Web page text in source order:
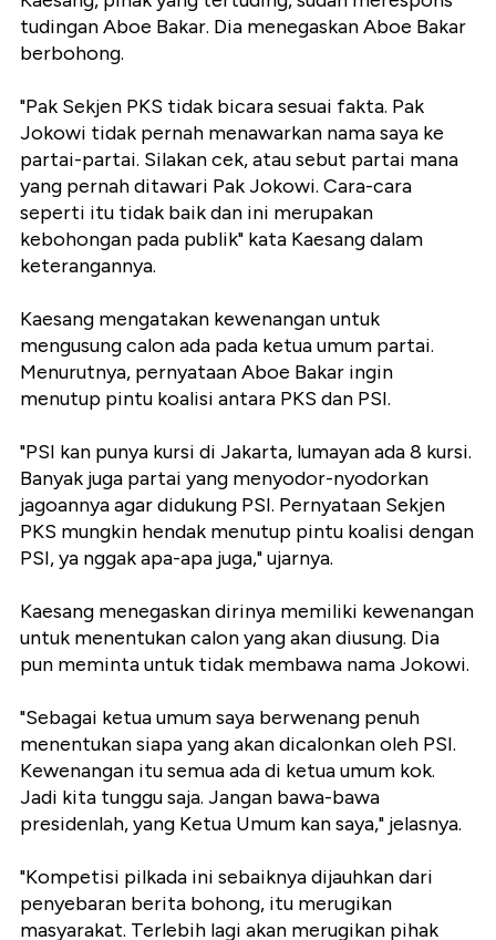
tudingan Aboe Bakar. Dia menegaskan Aboe Bakar
berbohong.
"Pak Sekjen PKS tidak bicara sesuai fakta. Pak
Jokowi tidak pernah menawarkan nama saya ke
partai-partai. Silakan cek, atau sebut partai mana
yang pernah ditawari Pak Jokowi. Cara-cara
seperti itu tidak baik dan ini merupakan
kebohongan pada publik" kata Kaesang dalam
keterangannya.
Kaesang mengatakan kewenangan untuk
mengusung calon ada pada ketua umum partai.
Menurutnya, pernyataan Aboe Bakar ingin
menutup pintu koalisi antara PKS dan PSI.
"PSI kan punya kursi di Jakarta, lumayan ada 8 kursi.
Banyak juga partai yang menyodor-nyodorkan
jagoannya agar didukung PSI. Pernyataan Sekjen
PKS mungkin hendak menutup pintu koalisi dengan
PSI, ya nggak apa-apa juga," ujarnya.
Kaesang menegaskan dirinya memiliki kewenangan
untuk menentukan calon yang akan diusung. Dia
pun meminta untuk tidak membawa nama Jokowi.
"Sebagai ketua umum saya berwenang penuh
menentukan siapa yang akan dicalonkan oleh PSI.
Kewenangan itu semua ada di ketua umum kok.
Jadi kita tunggu saja. Jangan bawa-bawa
presidenlah, yang Ketua Umum kan saya," jelasnya.
"Kompetisi pilkada ini sebaiknya dijauhkan dari
penyebaran berita bohong, itu merugikan
masyarakat. Terlebih lagi akan merugikan pihak